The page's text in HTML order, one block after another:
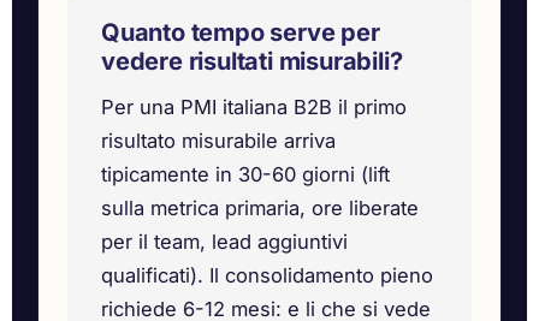
Quanto tempo serve per
vedere risultati misurabili?
Per una PMI italiana B2B il primo
risultato misurabile arriva
tipicamente in 30-60 giorni (lift
sulla metrica primaria, ore liberate
per il team, lead aggiuntivi
qualificati). Il consolidamento pieno
richiede 6-12 mesi: e li che si vede